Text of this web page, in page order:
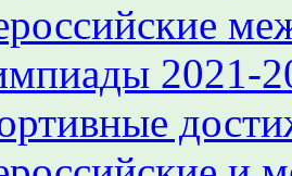
2021-